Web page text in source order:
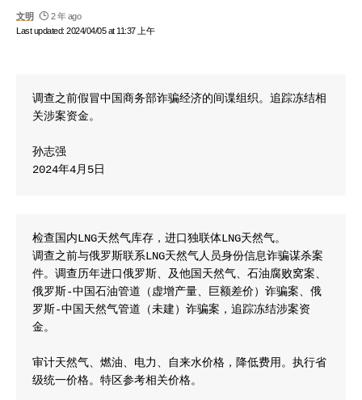
Last updated: 2024/04/05 at 11:37 上午
文明 2 年 ago
调查之前假冒中国商务部诈骗经济的间谍组织。追踪冻结相
关涉案资金。
孙志强
2024年4月5日
检查国内LNG天然气库存，进口独联体LNG天然气。
调查之前与俄罗斯联系LNG天然气人员身份信息诈骗谋杀案
件。调查历年进口俄罗斯、及他国天然气、石油腐败窝案、
俄罗斯-中国石油管道（虚增产量、巨额差价）诈骗案、俄
罗斯-中国天然气管道（未建）诈骗案，追踪冻结涉案资
金。
审计天然气、燃油、电力、自来水价格，降低费用。执行省
级统一价格。特区参考相关价格。